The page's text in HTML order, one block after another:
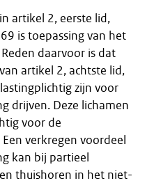
artikel 2, eerste lid,
is toepassing van het
daarvoor is dat
artikel 2, achtste lid,
zijn voor
drijven. Deze lichamen
voor de
verkregen voordeel
kan bij partieel
thuishoren in het niet-